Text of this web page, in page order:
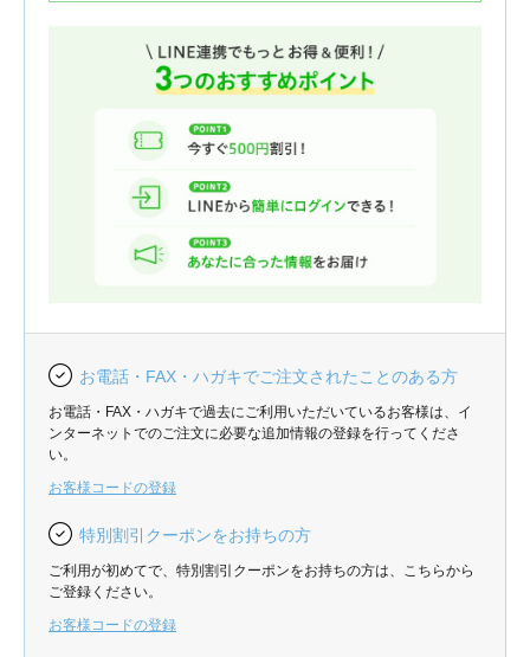
お電話・FAX・ハガキでご注文されたことのある方
お電話・FAX・ハガキで過去にご利用いただいているお客様は、イ
ンターネットでのご注文に必要な追加情報の登録を行ってくださ
い。
お客様コードの登録
特別割引クーポンをお持ちの方
ご利用が初めてで、特別割引クーポンをお持ちの方は、こちらから
ご登録ください。
お客様コードの登録